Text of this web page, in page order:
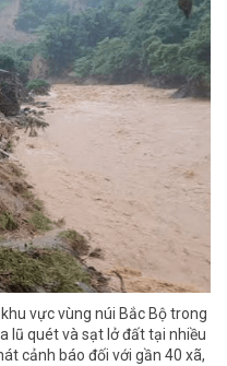
vực vùng núi Bắc Bộ trong
lũ quét và sạt lở đất tại nhiều
cảnh báo đối với gần 40 xã,